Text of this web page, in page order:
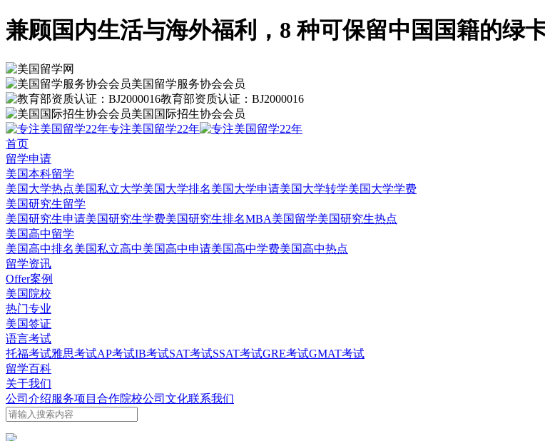
兼顾国内生活与海外福利，8 种可保留中国国籍的绿
美国留学服务协会会员
教育部资质认证：BJ2000016
美国国际招生协会会员
专注美国留学22年
首页
留学申请
美国本科留学
美国大学热点美国私立大学美国大学排名美国大学申请美国大学转学美国大学学费
美国研究生留学
美国研究生申请美国研究生学费美国研究生排名MBA美国留学美国研究生热点
美国高中留学
美国高中排名美国私立高中美国高中申请美国高中学费美国高中热点
留学资讯
Offer案例
美国院校
热门专业
美国签证
语言考试
托福考试雅思考试AP考试IB考试SAT考试SSAT考试GRE考试GMAT考试
留学百科
关于我们
公司介绍服务项目 合作院校公司文化联系我们